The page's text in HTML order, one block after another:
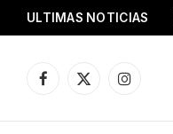
ULTIMAS NOTICIAS
Facebook
X
Instagram